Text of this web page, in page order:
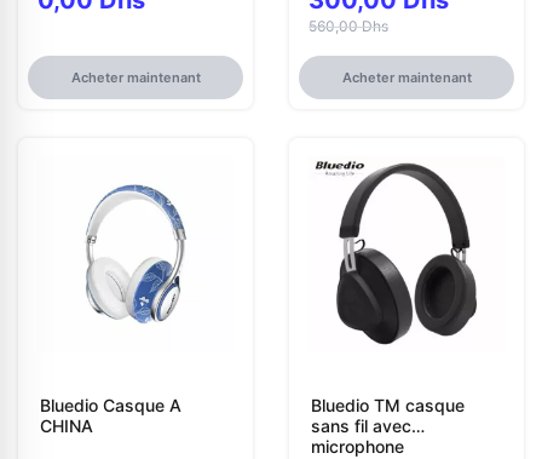
Acheter maintenant
560,00 Dhs
Acheter maintenant
Bluedio Casque A
CHINA
Bluedio TM casque
sans fil avec
microphone